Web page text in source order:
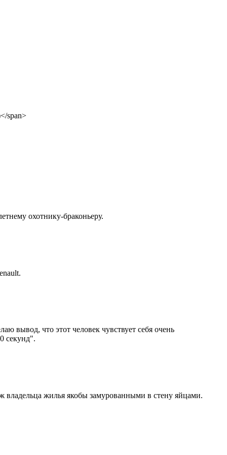
охотнику-браконьеру.
вывод, что этот человек чувствует себя очень
секунд".
владельца жилья якобы замурованными в стену яйцами.